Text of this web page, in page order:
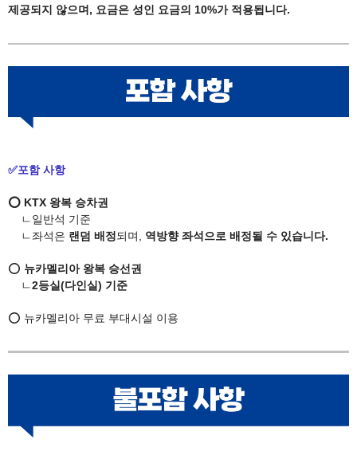
제공되지 않으며, 요금은 성인 요금의 10%가 적용됩니다.​
✅포함 사항
⭕ KTX 왕복 승차권
ㄴ일반석 기준
ㄴ좌석은 랜덤 배정되며, 역방향 좌석으로 배정될 수 있습니다.
⭕ 뉴카멜리아 왕복 승선권
ㄴ2등실(다인실) 기준
⭕ 뉴카멜리아 무료 부대시설 이용